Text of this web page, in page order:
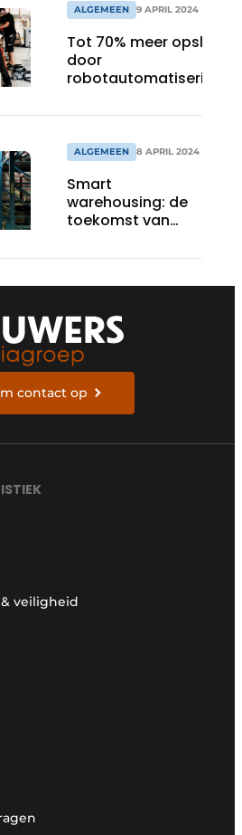
ALGEMEEN 9 APRIL 2024
Tot 70% meer opslag
door
robotautomatisering
ALGEMEEN 8 APRIL 2024
Smart
warehousing: de
toekomst van
en distributie
contact op
veiligheid